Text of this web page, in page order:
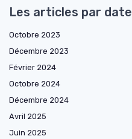
Les articles par date
Octobre 2023
Décembre 2023
Février 2024
Octobre 2024
Décembre 2024
Avril 2025
Juin 2025